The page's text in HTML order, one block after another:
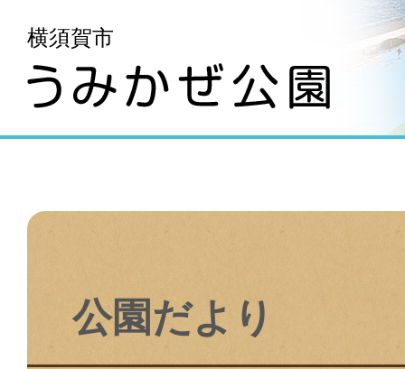
横須賀市
公園だより